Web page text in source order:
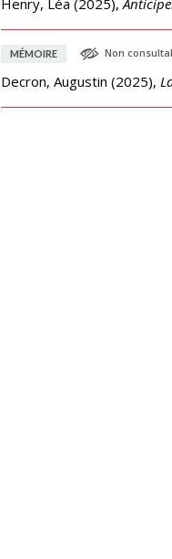
Henry, Léa (2025),
MÉMOIRE Non
Decron, Augustin (2025),